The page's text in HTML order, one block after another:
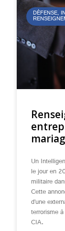
DÉFENSE,
Un
le jour en
militaire
Cette
d’une
terrorisme
CIA.